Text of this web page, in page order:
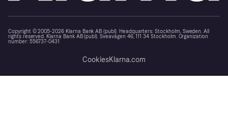
Copyright © 2005-2026 Klarna Bank AB (publ). Headquarters: Stockholm, Sweden. All
rights reserved. Klarna Bank AB (publ). Sveavägen 46, 111 34 Stockholm. Organization
number: 556737-0431
CookiesKlarna.com